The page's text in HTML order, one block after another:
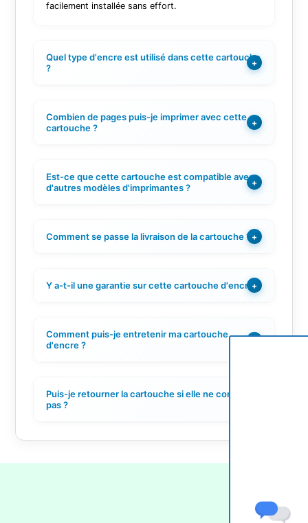
facilement installée sans effort.
Quel type d'encre est utilisé dans cette cartouche
?
+
Combien de pages puis-je imprimer avec cette
cartouche ?
+
Est-ce que cette cartouche est compatible avec
d'autres modèles d'imprimantes ?
+
Comment se passe la livraison de la cartouche ? +
Y a-t-il une garantie sur cette cartouche d'encre ?
+
Comment puis-je entretenir ma cartouche
d'encre ?
+
Puis-je retourner la cartouche si elle ne convient
pas ?